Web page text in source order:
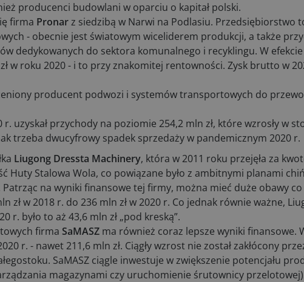
producenci budowlani w oparciu o kapitał polski.
firma Pronarz siedzibą w Narwi na Podlasiu. Przedsiębiorstwo
- obecnie jest światowym wiceliderem produkcji, a także
dedykowanych do sektora komunalnego i recyklingu. W
w roku 2020 - i to przy znakomitej rentowności. Zysk brutto w
producent podwozi i systemów transportowych do
uzyskał przychody na poziomie 254,2 mln zł, które wzrosły w
trzeba dwucyfrowy spadek sprzedaży w pandemicznym 2020 r.
Liugong Dressta Machinery, która w 2011 roku przejęła za
Huty Stalowa Wola, co powiązane było z ambitnymi planami
na wyniki finansowe tej firmy, można mieć duże obawy
zł w 2018 r. do 236 mln zł w 2020 r. Co jednak równie ważne,
było to aż 43,6 mln zł „pod kreską”.
firma SaMASZ ma również coraz lepsze wyniki finansowe.
r. - nawet 211,6 mln zł. Ciągły wzrost nie został zakłócony
SaMASZ ciągle inwestuje w zwiększenie potencjału
magazynami czy uruchomienie śrutownicy